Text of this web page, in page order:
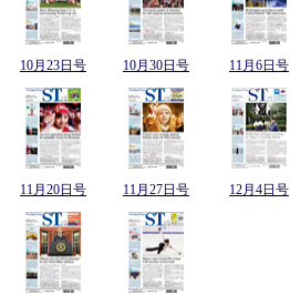
10月23日号 10月30日号 11月6日号
11月20日号 11月27日号 12月4日号